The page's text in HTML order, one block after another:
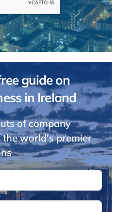
guide on
in Ireland
of company
world's premier